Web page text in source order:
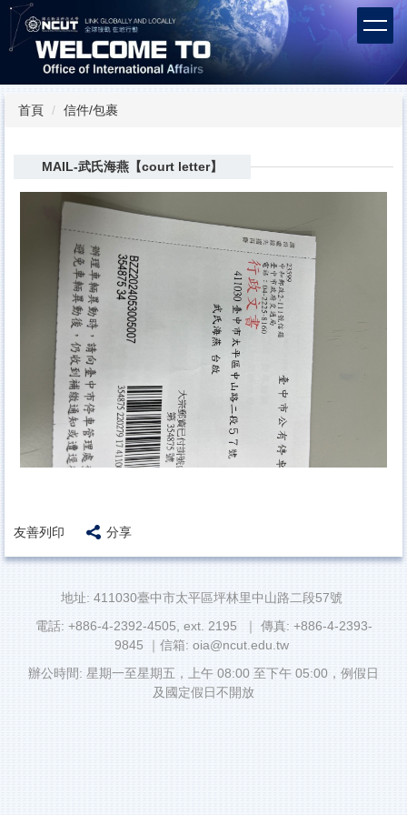
跳
到
主
內
容首頁 信件/包裹
MAIL-武氏海燕【court letter】
友善列印 分享
地址: 411030臺中市太平區坪林里中山路二段57號
電話: +886-4-2392-4505, ext. 2195 ｜ 傳真: +886-4-2393-
9845 ｜信箱: oia@ncut.edu.tw
辦公時間: 星期一至星期五，上午 08:00 至下午 05:00，例假日
及國定假日不開放